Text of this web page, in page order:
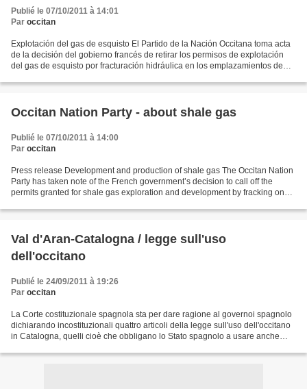
Publié le 07/10/2011 à 14:01
Par occitan
Explotación del gas de esquisto El Partido de la Nación Occitana toma acta
de la decisión del gobierno francés de retirar los permisos de explotación
del gas de esquisto por fracturación hidráulica en los emplazamientos de
Occitan Nation Party - about shale gas
Publié le 07/10/2011 à 14:00
Par occitan
Press release Development and production of shale gas The Occitan Nation
Party has taken note of the French government’s decision to call off the
permits granted for shale gas exploration and development by fracking on
Val d'Aran-Catalogna / legge sull'uso
dell'occitano
Publié le 24/09/2011 à 19:26
Par occitan
La Corte costituzionale spagnola sta per dare ragione al governoi spagnolo
dichiarando incostituzionali quattro articoli della legge sull'uso dell'occitano
in Catalogna, quelli cioè che obbligano lo Stato spagnolo a usare anche